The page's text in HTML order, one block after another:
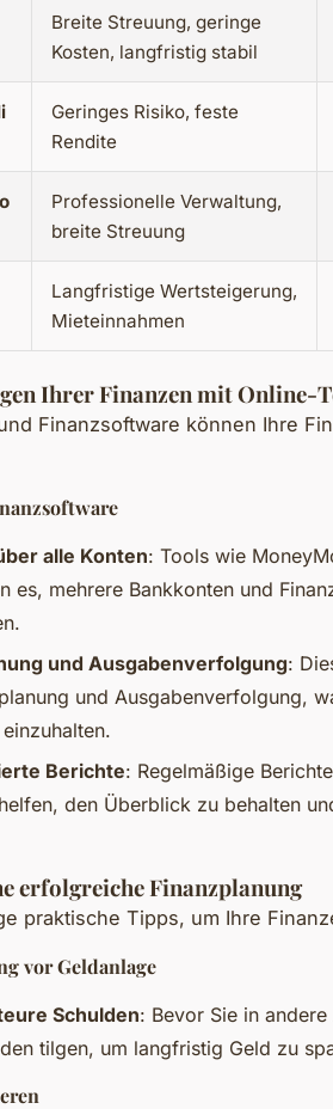
Breite Streuung, geringe
Kosten, langfristig stabil
Geringes Risiko, feste
Rendite
Professionelle Verwaltung,
breite Streuung
Langfristige Wertsteigerung,
Mieteinnahmen
Ihrer Finanzen mit Online-
Finanzsoftware können Ihre
alle Konten: Tools wie
es, mehrere Bankkonten und
und Ausgabenverfolgung:
und Ausgabenverfolgung,
Berichte: Regelmäßige
den Überblick zu behalten
erfolgreiche Finanzplanung
praktische Tipps, um Ihre
vor Geldanlage
Schulden: Bevor Sie in
tilgen, um langfristig Geld zu